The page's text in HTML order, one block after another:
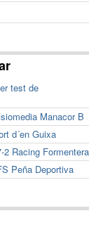
test de
Manacor B
d´en Guixa
2 Racing Formentera
Peña Deportiva